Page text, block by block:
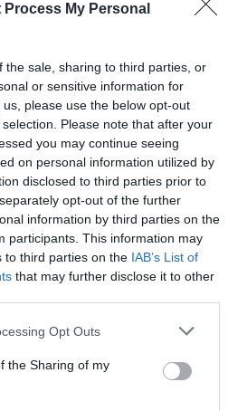
Process My Personal
the sale, sharing to third parties, or
or sensitive information for
please use the below opt-out
Please note that after your
you may continue seeing
on personal information utilized by
disclosed to third parties prior to
opt-out of the further
information by third parties on the
participants. This information may
to third parties on the IAB’s List of
that may further disclose it to other
app uses one or more Google
usage behaviour. You may click to
Google and its third-party tags to
specified purposes in below Google
Opt Outs
the Sharing of my